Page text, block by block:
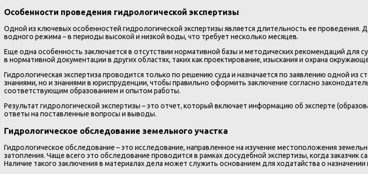
Особенности проведения гидрологической экспертизы
Одной из ключевых особенностей гидрологической экспертизы является длительность ее
водного режима – в периоды высокой и низкой воды, что требует несколько месяцев.
Еще одна особенность заключается в отсутствии нормативной базы и методических рекомендаций для
в нормативной документации в других областях, таких как проектирование, изыскания и охрана
Гидрологическая экспертиза проводится только по решению суда и назначается по заявлению одной
знаниями, но и знаниями в юриспруденции, чтобы правильно оформить заключение согласно
соответствующим образованием и опытом работы.
Результат гидрологической экспертизы – это отчет, который включает информацию об эксперте
ответы на поставленные вопросы и выводы.
Гидрологическое обследование земельного участка
Гидрологическое обследование – это исследование, направленное на изучение местоположения
затопления. Чаще всего это обследование проводится в рамках досудебной экспертизы, когда
Наличие такого заключения в материалах дела может служить основанием для ходатайства о